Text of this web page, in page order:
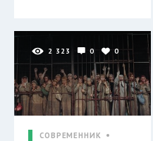
2 323 0 0
СОВРЕМЕННИК